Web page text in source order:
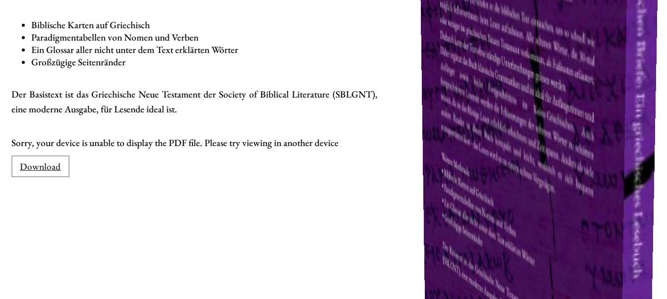
Biblische Karten auf Griechisch
Paradigmentabellen von Nomen und Verben
Ein Glossar aller nicht unter dem Text erklärten Wörter
Großzügige Seitenränder
Der Basistext ist das Griechische Neue Testament der Society of Biblical Literature (SBLGNT),
eine moderne Ausgabe, für Lesende ideal ist.
Sorry, your device is unable to display the PDF file. Please try viewing in another device
Download